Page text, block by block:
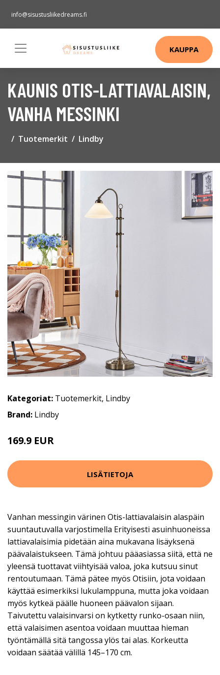
info@sisustusliikedreams.fi
KAUPPA
KAUNIS OTIS-LATTIAVALAISIN,
VANHA MESSINKI
Tuotemerkit Lindby
Kategoriat: Tuotemerkit, Lindby
Brand: Lindby
169.9 EUR
LISÄTIETOJA
Vanhan messingin värinen Otis-lattiavalaisin alaspäin
suuntautuvalla varjostimella Erityisesti asuinhuoneissa
lattiavalaisimia pidetään aina mukavana lisäyksenä
päävalaistukseen. Tämä johtuu pääasiassa siitä, että ne
yleensä tuottavat viihtyisää valoa, joka kutsuu sinut
rentoutumaan. Tämä pätee myös Otisiin, jota voidaan
käyttää esimerkiksi lukulamppuna, mutta joka voidaan
myös kytkeä päälle huoneen päävalon sijaan.
Taivutettu valaisinvarsi on kytketty runko-osaan niin,
että valaisimen asentoa voidaan muuttaa hieman
työntämällä sitä tangossa ylös tai alas. Korkeutta
voidaan säätää välillä 145–170 cm.